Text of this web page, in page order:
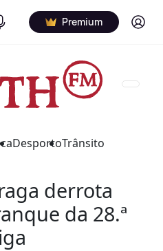
Premium Log in
DesportoTrânsito
derrota
da 28.ª